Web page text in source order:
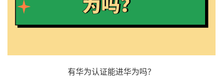
有华为认证能进华为吗？